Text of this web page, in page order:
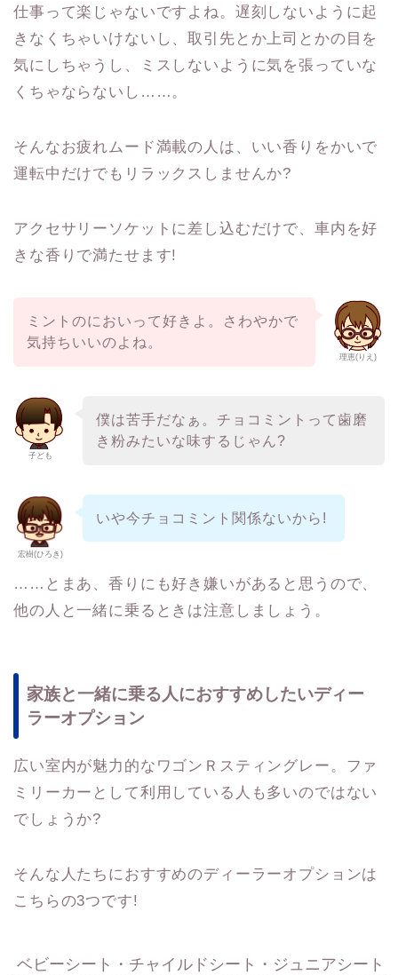
仕事って楽じゃないですよね。遅刻しないように起
きなくちゃいけないし、取引先とか上司とかの目を
気にしちゃうし、ミスしないように気を張っていな
くちゃならないし……。
そんなお疲れムード満載の人は、いい香りをかいで
運転中だけでもリラックスしませんか?
アクセサリーソケットに差し込むだけで、車内を好
きな香りで満たせます!
理恵(りえ)
ミントのにおいって好きよ。さわやかで
気持ちいいのよね。
子ども
僕は苦手だなぁ。チョコミントって歯磨
き粉みたいな味するじゃん?
宏樹(ひろき)
いや今チョコミント関係ないから!
……とまあ、香りにも好き嫌いがあると思うので、
他の人と一緒に乗るときは注意しましょう。
家族と一緒に乗る人におすすめしたいディー
ラーオプション
広い室内が魅力的なワゴンＲスティングレー。ファ
ミリーカーとして利用している人も多いのではない
でしょうか?
そんな人たちにおすすめのディーラーオプションは
こちらの3つです!
ベビーシート・チャイルドシート・ジュニアシート